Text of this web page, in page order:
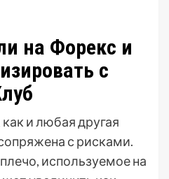
на Форекс и
с
и любая другая
с рисками.
используемое на